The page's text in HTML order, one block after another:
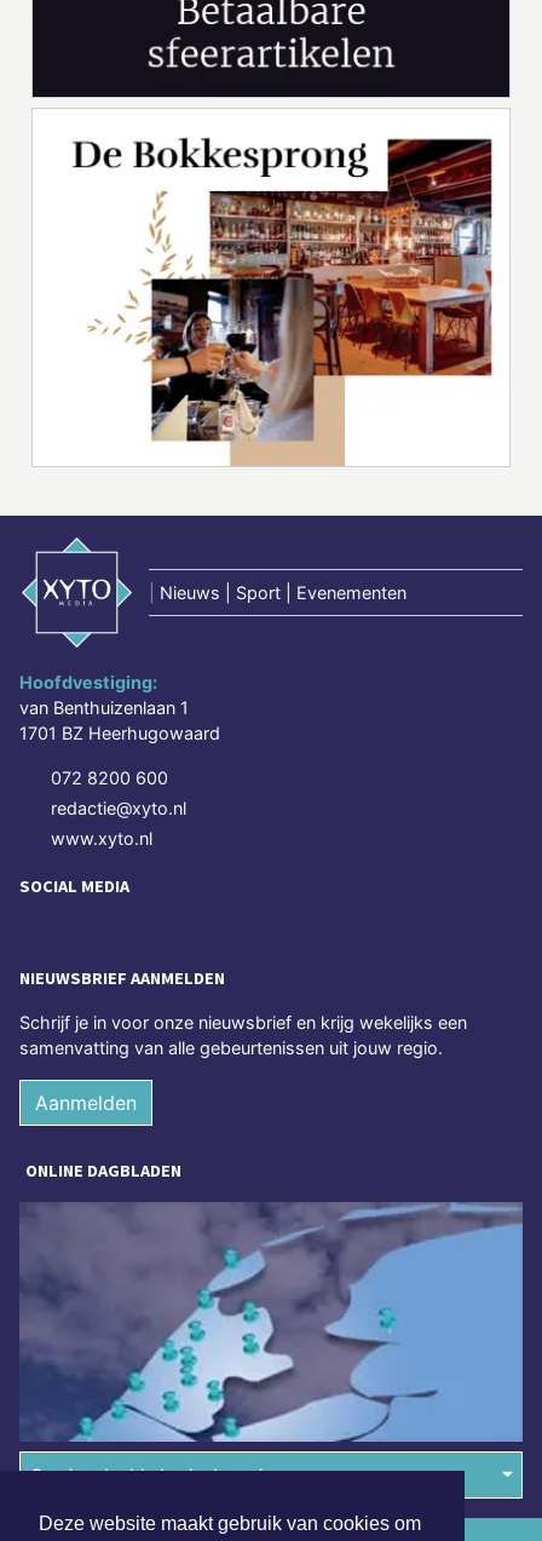
Deze website maakt gebruik van cookies om
Nieuws | Sport | Evenementen
Hoofdvestiging:
van Benthuizenlaan 1
1701 BZ Heerhugowaard
072 8200 600
redactie@xyto.nl
www.xyto.nl
SOCIAL MEDIA
NIEUWSBRIEF AANMELDEN
Schrijf je in voor onze nieuwsbrief en krijg wekelijks een
samenvatting van alle gebeurtenissen uit jouw regio.
Aanmelden
ONLINE DAGBLADEN
Overige dagbladen in de regio